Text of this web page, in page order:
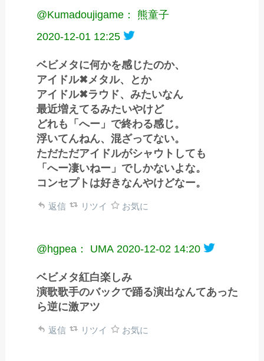
@Kumadoujigame： 熊童子
2020-12-01 12:25
ベビメタに何かを感じたのか、
アイドル✖︎メタル、とか
アイドル✖︎ラウド、みたいなん
最近増えてるみたいやけど
どれも「へー」で終わる感じ。
浮いてんねん、混ざってない。
ただただアイドルがシャウトしても
「へー凄いねー」でしかないよな。
コンセプトは好きなんやけどなー。
返信 リツイ お気に
@hgpea： UMA 2020-12-02 14:20
ベビメタ紅白楽しみ
演歌歌手のバックで踊る演出なんてあった
ら逆に激アツ
返信 リツイ お気に